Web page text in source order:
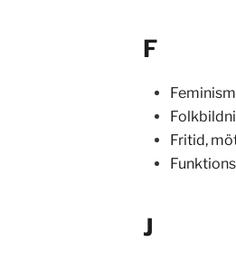
F
Fritid,
J